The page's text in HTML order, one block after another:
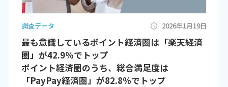
調査データ 2026年1月19日
最も意識しているポイント経済圏は「楽天経済
圏」が42.9％でトップ
ポイント経済圏のうち、総合満足度は
「PayPay経済圏」が82.8％でトップ